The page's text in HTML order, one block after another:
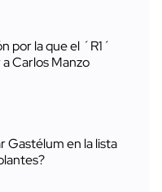
por la que el ´R1´
Carlos Manzo
Gastélum en la lista